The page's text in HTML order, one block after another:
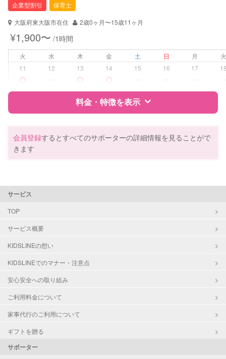
企業型割引
保育士
大阪府東大阪市在住
2歳0ヶ月〜15歳11ヶ月
¥1,900〜 /1時間
火 水 木 金 土 日 月
11
12 13 14 15 16 17
料金・特徴を表示
資格
企業型割引対象(旧内閣府補助対象)
対応可能/特徴
障がい児対応
会員登録するとすべてのサポーターの詳細情報を見ることがで
きます
サービス
TOP
サービス概要
KIDSLINEの想い
KIDSLINEでのマナー・注意点
安心安全への取り組み
ご利用料金について
家事代行のご利用について
ギフトを贈る
サポーター